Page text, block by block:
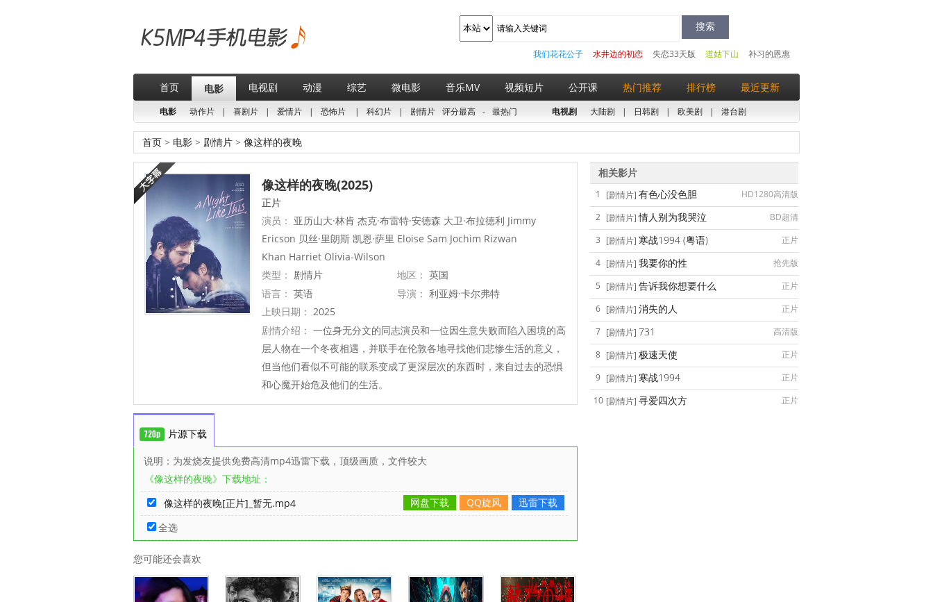
补习的恩惠
道姑下山
失恋33天版
水井边的初恋
我们花花公子
首页 电影 电视剧 动漫 综艺 微电影 音乐MV 视频短片 公开课 热门推荐 排行榜 最近更新
电影 动作片 | 喜剧片 | 爱情片 | 恐怖片 | 科幻片 | 剧情片 评分最高 - 最热门 电视剧 大陆剧 | 日韩剧 | 欧美剧 | 港台剧
首页 > 电影 > 剧情片 > 像这样的夜晚
像这样的夜晚(2025)
正片
演员： 亚历山大·林肯 杰克·布雷特·安德森 大卫·布拉德利 Jimmy
Ericson 贝丝·里朗斯 凯恩·萨里 Eloise Sam Jochim Rizwan
Khan Harriet Olivia-Wilson
类型： 剧情片 地区： 英国
语言： 英语 导演： 利亚姆·卡尔弗特
上映日期： 2025
剧情介绍： 一位身无分文的同志演员和一位因生意失败而陷入困境的高
层人物在一个冬夜相遇，并联手在伦敦各地寻找他们悲惨生活的意义，
但当他们看似不可能的联系变成了更深层次的东西时，来自过去的恐惧
和心魔开始危及他们的生活。
片源下载
说明：为发烧友提供免费高清mp4迅雷下载，顶级画质，文件较大
《像这样的夜晚》下载地址：
像这样的夜晚[正片]_暂无.mp4
迅雷下载
QQ旋风
网盘下载
全选
您可能还会喜欢
相关影片
1 [剧情片] 有色心没色胆
HD1280高清版
2 [剧情片]情人别为我哭泣
BD超清
3 [剧情片] 寒战1994 (粤语)
正片
4 [剧情片] 我要你的性
抢先版
5 [剧情片] 告诉我你想要什么
正片
6 [剧情片] 消失的人
正片
7 [剧情片] 731
高清版
8 [剧情片] 极速天使
正片
9 [剧情片] 寒战1994
正片
10 [剧情片] 寻爱四次方 正片